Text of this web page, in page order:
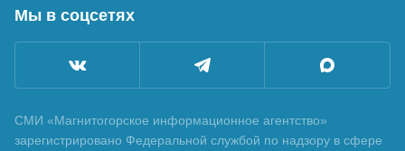
Мы в соцсетях
СМИ «Магнитогорское информационное агентство»
зарегистрировано Федеральной службой по надзору в сфере